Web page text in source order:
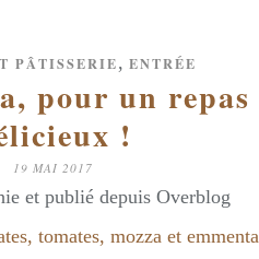
PÂTISSERIE, ENTRÉE
pour un
!
19 MAI 2017
et publié depuis Overblog